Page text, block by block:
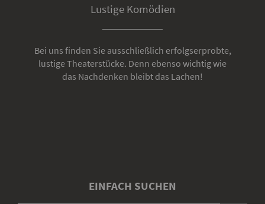
Lustige Komödien
Bei uns finden Sie ausschließlich erfolgserprobte,
lustige Theaterstücke. Denn ebenso wichtig wie
das Nachdenken bleibt das Lachen!
EINFACH SUCHEN